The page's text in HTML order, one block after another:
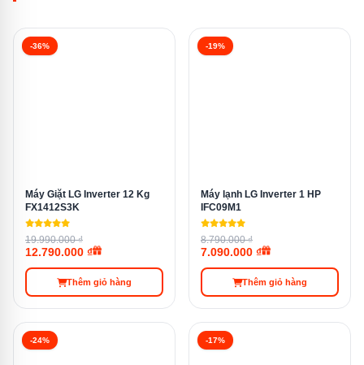
Mr.CoolPack
✓ — duy trì lạnh ngăn đá 12
giờ khi mất điện
Hộp đá Xoay tiện lợi, dễ lấy đá
-36%
Máy Giặt LG Inverter 12 Kg
FX1412S3K
19.990.000 ₫
12.790.000 ₫
Thêm giỏ hàng
-19%
Máy lạnh LG Inverter 1 HP
IFC09M1
8.790.000 ₫
7.090.000 ₫
Thêm giỏ hàng
-24% -17%